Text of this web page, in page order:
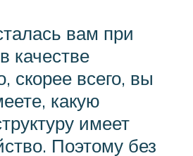
вам при
качестве
скорее всего, вы
какую
имеет
Поэтому без